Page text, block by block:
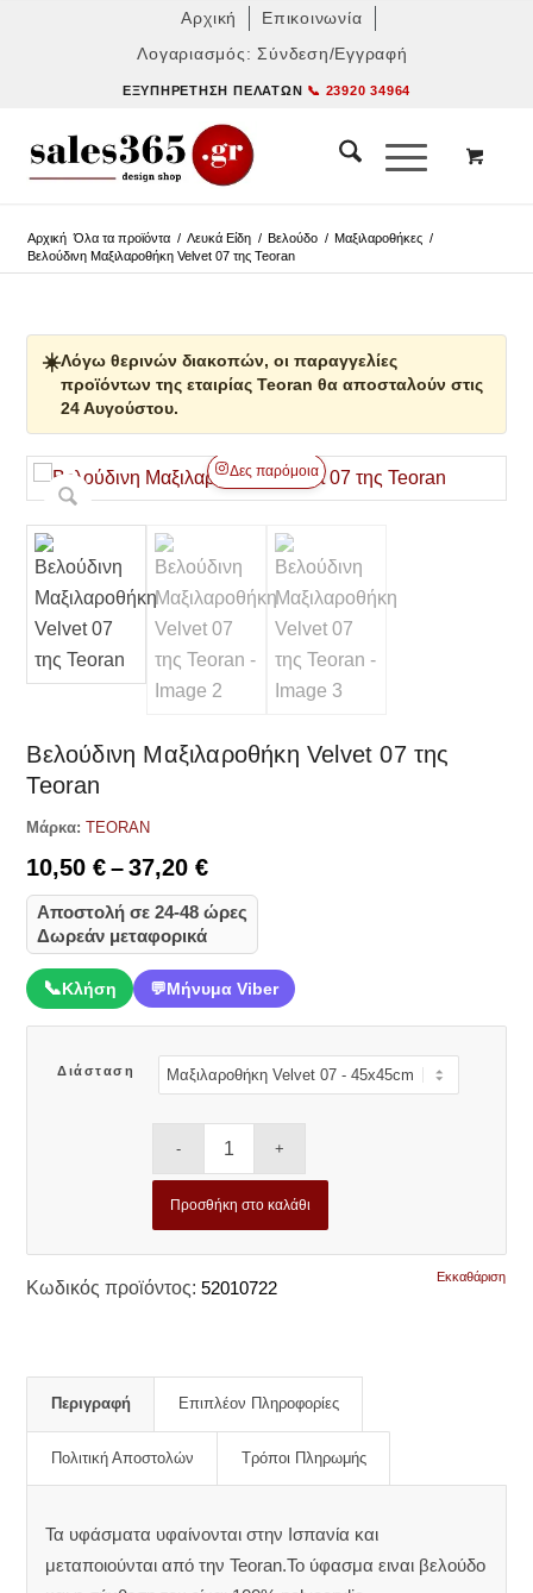
Αρχική
Επικοινωνία
Λογαριασμός: Σύνδεση/Εγγραφή
ΕΞΥΠΗΡΈΤΗΣΗ ΠΕΛΑΤΏΝ 📞 23920 34964
Αρχική Όλα τα προϊόντα / Λευκά Είδη / Βελούδο / Μαξιλαροθήκες /
Βελούδινη Μαξιλαροθήκη Velvet 07 της Teoran
☀️Λόγω θερινών διακοπών, οι παραγγελίες
προϊόντων της εταιρίας Teoran θα αποσταλούν στις
24 Αυγούστου.
Δες παρόμοια
Βελούδινη Μαξιλαροθήκη Velvet 07 της
Teoran
Μάρκα: TEORAN
10,50€ – 37,20€Price
range:
10,50 €
through
37,20 €
Αποστολή σε 24-48 ώρες
Δωρεάν μεταφορικά
📞Κλήση 💬Μήνυμα Viber
Διάσταση
Εκκαθάριση
Προσθήκη στο καλάθι
Κωδικός προϊόντος: 52010722
Περιγραφή Επιπλέον Πληροφορίες
Πολιτική Αποστολών Τρόποι Πληρωμής
Τα υφάσματα υφαίνονται στην Ισπανία και
μεταποιούνται από την Teoran.Το ύφασμα ειναι βελούδο